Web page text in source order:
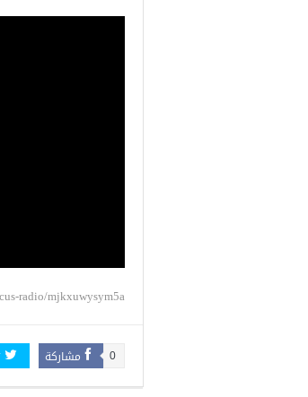
radio/mjkxuwysym5a
مشاركة 0